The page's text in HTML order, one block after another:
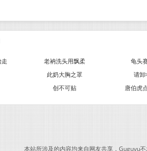
老衲洗头用飘柔
龟头
此奶大胸之罩
请卸
创不可贴 唐伯虎
本站所涉及的内容均来自网友共享，Guguyu